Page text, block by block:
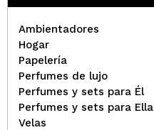
Ambientadores
Hogar
Papelería
Perfumes de lujo
Perfumes y sets para Él
Perfumes y sets para Ella
Velas